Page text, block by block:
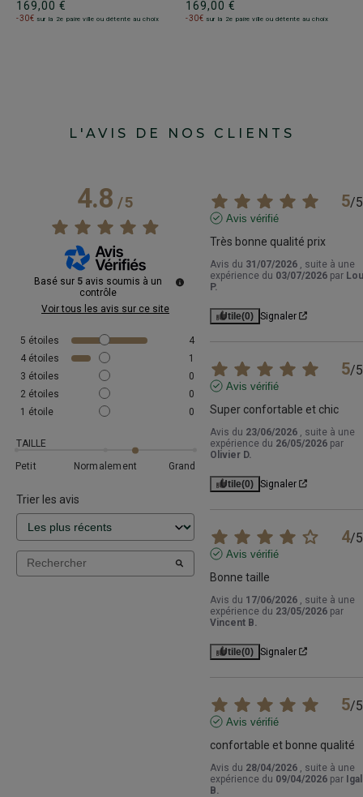
169,00 €
-30€ sur la 2e paire ville ou détente au choix
169,00 €
-30€ sur la 2e paire ville ou détente au choix
L'AVIS DE NOS CLIENTS
4.8/5
Basé sur 5 avis soumis à un
contrôle
Voir tous les avis sur ce site
5 étoiles
4
4 étoiles
1
3 étoiles
0
2 étoiles
0
1 étoile 0
TAILLE
Petit
Normalement Grand
Trier les avis
5/5
Avis vérifié
Très bonne qualité prix
Avis du 31/07/2026
, suite à une
expérience du 03/07/2026 par
P.
Utile(0) Signaler
5/5
Avis vérifié
Super confortable et chic
Avis du 23/06/2026
, suite à une
expérience du 26/05/2026 par
Olivier D.
Utile(0) Signaler
4/5
Avis vérifié
Bonne taille
Avis du 17/06/2026
, suite à une
expérience du 23/05/2026 par
Vincent B.
Utile(0) Signaler
5/5
Avis vérifié
confortable et bonne qualité
Avis du 28/04/2026
, suite à une
expérience du 09/04/2026 par Igal
B.